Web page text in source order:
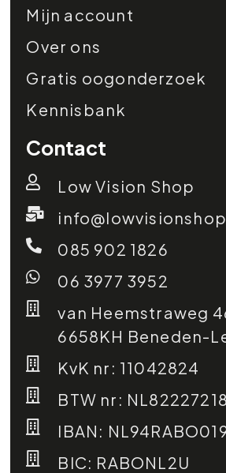
Mijn account
Over ons
Gratis oogonderzoek
Kennisbank
Contact
Low Vision Shop
085 902 1826
06 3977 3952
van Heemstraweg
6658KH Beneden-
KvK nr: 11042824
BTW nr:
IBAN:
BIC: RABONL2U